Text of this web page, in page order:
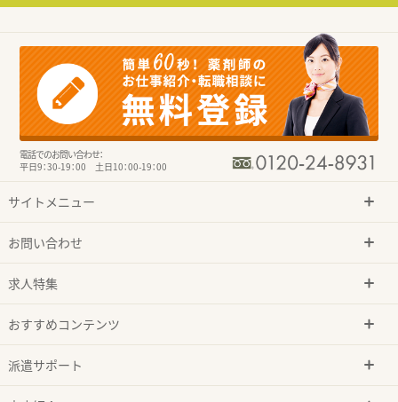
電話でのお問い合わせ：
平日9：30-19：00 土日10：00-19：00
サイトメニュー
お問い合わせ
求人特集
おすすめコンテンツ
派遣サポート